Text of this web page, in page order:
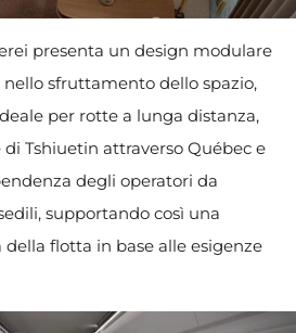
presenta un design modulare
sfruttamento dello spazio,
per rotte a lunga distanza,
Tshiuetin attraverso Québec e
degli operatori da
supportando così una
flotta in base alle esigenze